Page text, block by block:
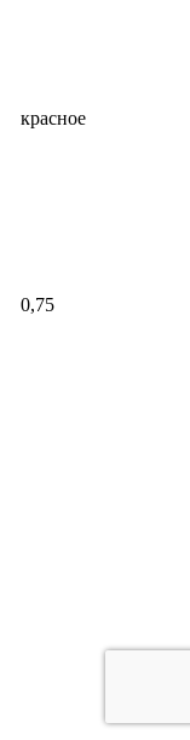
красное
0,75